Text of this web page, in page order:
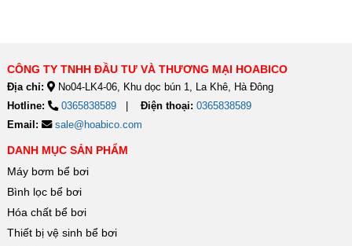
CÔNG TY TNHH ĐẦU TƯ VÀ THƯƠNG MẠI HOABICO
Địa chỉ:
No04-LK4-06, Khu dọc bún 1, La Khê, Hà Đông
Hotline:
0365838589 Điện thoại: 0365838589
Email:
sale@hoabico.com
DANH MỤC SẢN PHẨM
Máy bơm bể bơi
Bình lọc bể bơi
Hóa chất bể bơi
Thiết bị vệ sinh bể bơi